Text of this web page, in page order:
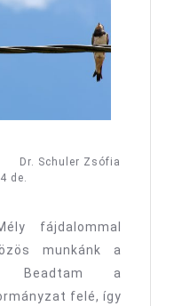
Dr. Schuler Zsófia
de.
fájdalommal
munkánk a
Beadtam a
felé, így